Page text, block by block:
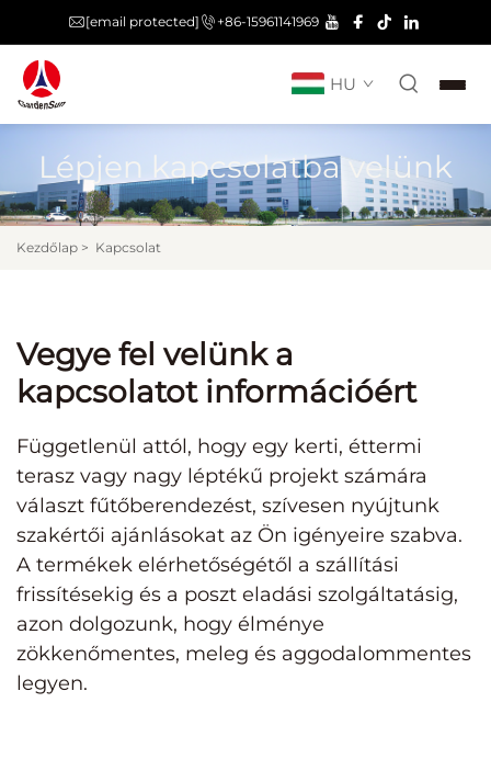
[email protected] +86-15961141969
HU
Lépjen kapcsolatba velünk
Kezdőlap > Kapcsolat
Vegye fel velünk a
kapcsolatot információért
Függetlenül attól, hogy egy kerti, éttermi
terasz vagy nagy léptékű projekt számára
választ fűtőberendezést, szívesen nyújtunk
szakértői ajánlásokat az Ön igényeire szabva.
A termékek elérhetőségétől a szállítási
frissítésekig és a poszt eladási szolgáltatásig,
azon dolgozunk, hogy élménye
zökkenőmentes, meleg és aggodalommentes
legyen.